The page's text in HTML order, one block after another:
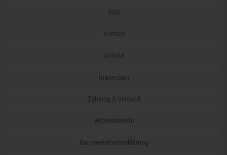
AGB
Kontakt
Anfahrt
Impressum
Zahlung & Versand
Widerrufsrecht
Barrierefreiheitserklärung